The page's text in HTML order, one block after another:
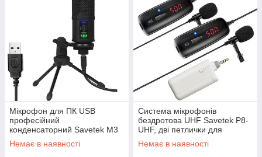
Мікрофон для ПК USB
професійний
конденсаторний Savetek M3
для студій та ноутбука
GoodPlace -worry-free-
Немає в наявності
Система мікрофонів
бездротова UHF Savetek P8-
UHF, дві петлички для
смартфона GoodPlace -
worry-free-shopping-
Немає в наявності